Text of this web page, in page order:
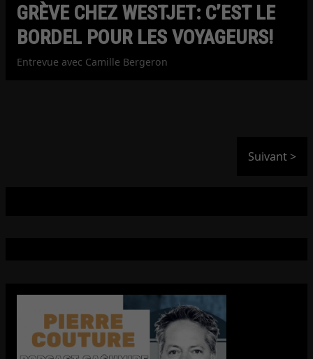
GRÈVE CHEZ WESTJET: C’EST LE
BORDEL POUR LES VOYAGEURS!
Entrevue avec Camille Bergeron
Suivant >